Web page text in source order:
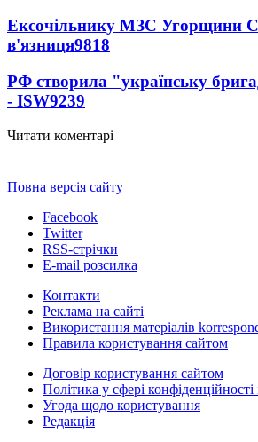
Ексочільнику МЗС Угорщини
в'язниця9818
РФ створила "українську
- ISW9239
Читати коментарі
Повна версія сайту
Facebook
Twitter
RSS-стрічки
E-mail розсилка
Контакти
Реклама на сайті
Використання матеріалів
Правила користування сайтом
Договір користування сайтом
Політика у сфері
Угода щодо користування
Редакція